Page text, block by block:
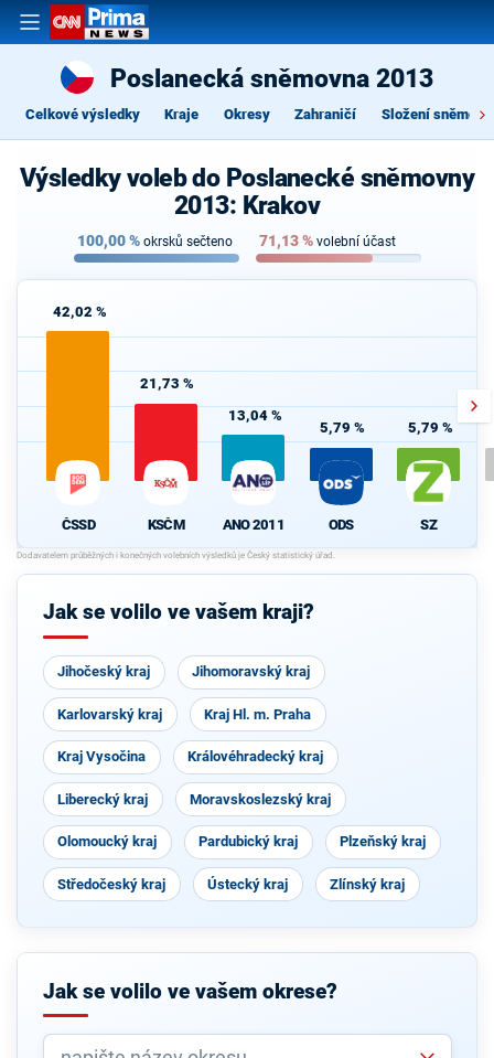
Poslanecká sněmovna 2013
Celkové výsledky Kraje Okresy Zahraničí Složení
Výsledky voleb do Poslanecké sněmovny
2013: Krakov
100,00% okrsků sečteno 71,13% volební účast
42,02 %
ČSSD
21,73 %
KSČM
13,04 %
ANO 2011
5,79 %
ODS
5,79 %
SZ
Jak se volilo ve vašem kraji?
Jihočeský kraj Jihomoravský kraj
Karlovarský kraj Kraj Hl. m. Praha
Kraj Vysočina Královéhradecký kraj
Liberecký kraj Moravskoslezský kraj
Olomoucký kraj Pardubický kraj Plzeňský kraj
Středočeský kraj Ústecký kraj Zlínský kraj
Jak se volilo ve vašem okrese?